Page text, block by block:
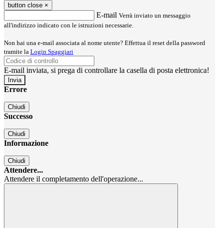
button close ×
E-mail Verrà inviato un messaggio
all'indirizzo indicato con le istruzioni necessarie.
Non hai una e-mail associata al nome utente? Effettua il reset della password
tramite la Login Spaggiari
E-mail inviata, si prega di controllare la casella di posta elettronica!
Errore
Chiudi
Successo
Chiudi
Informazione
Chiudi
Attendere...
Attendere il completamento dell'operazione...